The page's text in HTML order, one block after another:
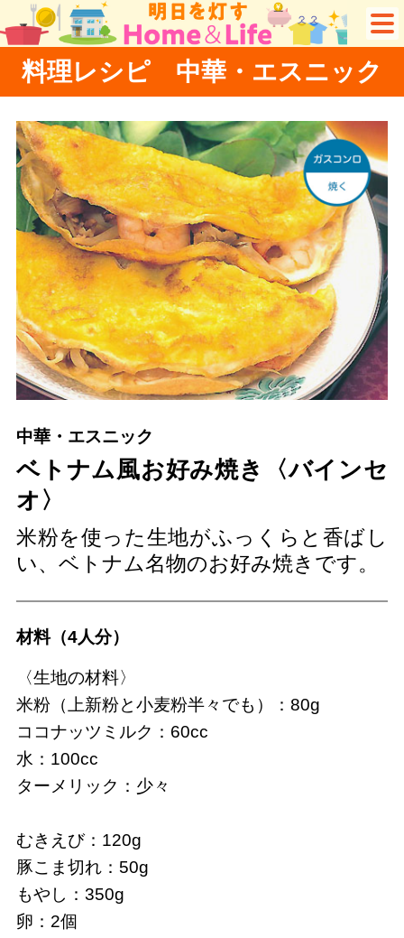
料理レシピ 中華・エスニック
中華・エスニック
ベトナム風お好み焼き〈バインセ
オ〉
米粉を使った生地がふっくらと香ばし
い、ベトナム名物のお好み焼きです。
材料（4人分）
〈生地の材料〉
米粉（上新粉と小麦粉半々でも）：80g
ココナッツミルク：60cc
水：100cc
ターメリック：少々
むきえび：120g
豚こま切れ：50g
もやし：350g
卵：2個